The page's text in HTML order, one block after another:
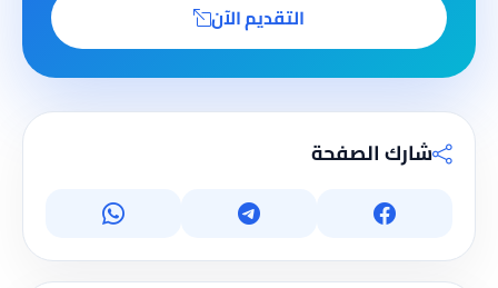
التقديم الآن
شارك الصفحة